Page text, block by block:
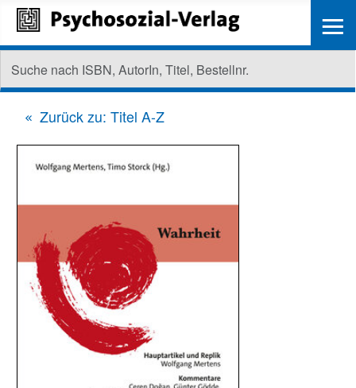
Zurück zu: Titel A-Z
≡